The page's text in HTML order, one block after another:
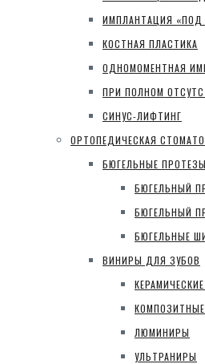
ИМПЛАНТАЦИЯ «ПОД
КОСТНАЯ ПЛАСТИКА
ОДНОМОМЕНТНАЯ
ПРИ ПОЛНОМ
СИНУС-ЛИФТИНГ
ОРТОПЕДИЧЕСКАЯ
БЮГЕЛЬНЫЕ ПРОТЕЗЫ
БЮГЕЛЬНЫЙ
БЮГЕЛЬНЫЙ
БЮГЕЛЬНЫЕ
ВИНИРЫ ДЛЯ ЗУБОВ
ЛЮМИНИРЫ
УЛЬТРАНИРЫ